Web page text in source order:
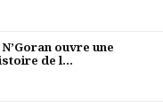
ouvre une
de l...